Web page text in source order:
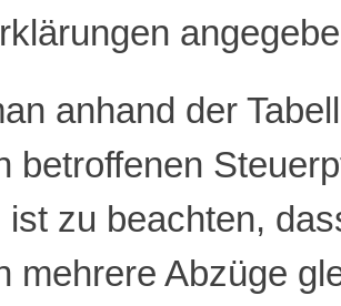
anhand der
betroffenen
ist zu beachten,
mehrere Abzüge